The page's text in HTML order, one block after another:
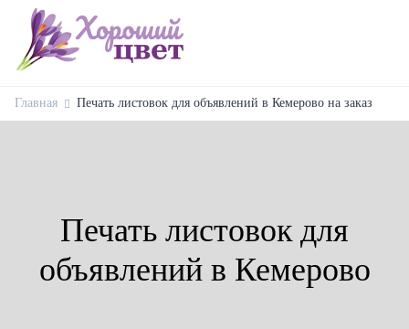
Главная Печать листовок для объявлений в Кемерово на заказ
Печать листовок для
объявлений в Кемерово